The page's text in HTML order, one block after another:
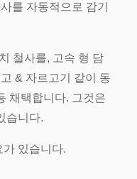
를 자동적으로 감기
철사를, 고속 형 담
& 자르고기 같이 동
채택합니다. 그것은
습니다.
있습니다.